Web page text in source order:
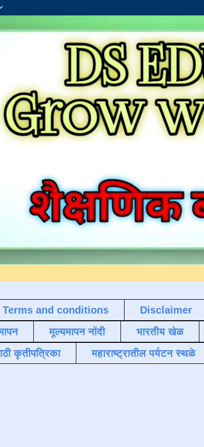
Terms and conditions Disclaimer
मूल्यमापन नोंदी भारतीय खेळ
कृतीपत्रिका
महाराष्ट्रातील पर्यटन स्थळे